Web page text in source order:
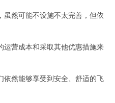
然可能不设施不太完善，但依
营成本和采取其他优惠措施来
然能够享受到安全、舒适的飞